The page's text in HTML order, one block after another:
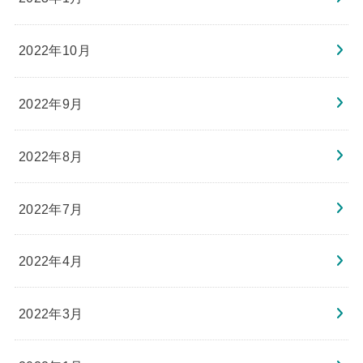
2022年10月
2022年9月
2022年8月
2022年7月
2022年4月
2022年3月